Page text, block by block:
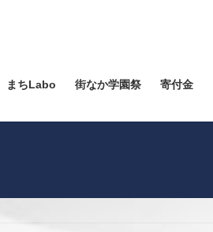
まちLabo 街なか学園祭 寄付金